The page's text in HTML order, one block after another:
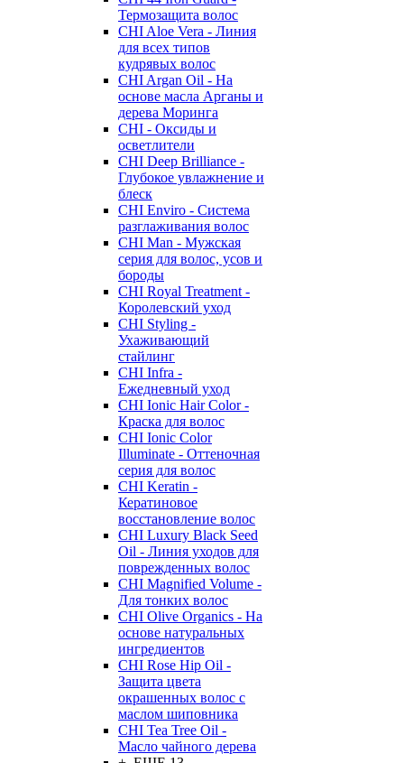
Термозащита волос
CHI Aloe Vera - Линия
для всех типов
кудрявых волос
CHI Argan Oil - На
основе масла Арганы и
дерева Моринга
CHI - Оксиды и
осветлители
CHI Deep Brilliance -
Глубокое увлажнение и
блеск
CHI Enviro - Система
разглаживания волос
CHI Man - Мужская
серия для волос, усов и
бороды
CHI Royal Treatment -
Королевский уход
CHI Styling -
Ухаживающий
стайлинг
CHI Infra -
Ежедневный уход
CHI Ionic Hair Color -
Краска для волос
CHI Ionic Color
Illuminate - Оттеночная
серия для волос
CHI Keratin -
Кератиновое
восстановление волос
CHI Luxury Black Seed
Oil - Линия уходов для
поврежденных волос
CHI Magnified Volume -
Для тонких волос
CHI Olive Organics - На
основе натуральных
ингредиентов
CHI Rose Hip Oil -
Защита цвета
окрашенных волос с
маслом шиповника
CHI Tea Tree Oil -
Масло чайного дерева